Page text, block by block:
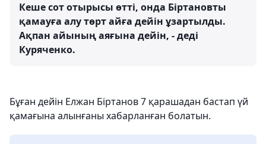
Кеше сот отырысы өтті, онда Біртановты
қамауға алу төрт айға дейін ұзартылды.
Ақпан айының аяғына дейін, - деді
Куряченко.
Бұған дейін Елжан Біртанов 7 қарашадан бастап үй
қамағына алынғаны хабарланған болатын.